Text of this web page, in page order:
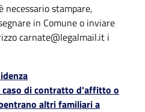
necessario stampare,
in Comune o inviare
carnate@legalmail.it i
caso di contratto d'affitto o
altri familiari a